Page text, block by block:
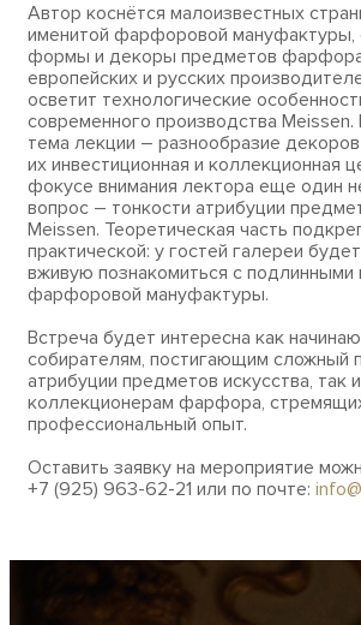
Автор коснётся малоизвестных
именитой фарфоровой мануфактуры,
формы и декоры предметов
европейских и русских
осветит технологические
современного производства
тема лекции – разнообразие
их инвестиционная и коллекционная
фокусе внимания лектора еще один
вопрос – тонкости атрибуции
Meissen. Теоретическая часть
практической: у гостей галереи
вживую познакомиться с
фарфоровой мануфактуры.
Встреча будет интересна как
собирателям, постигающим сложный
атрибуции предметов искусства, так
коллекционерам фарфора,
профессиональный опыт.
Оставить заявку на мероприятие
+7 (925) 963-62-21 или по почте: